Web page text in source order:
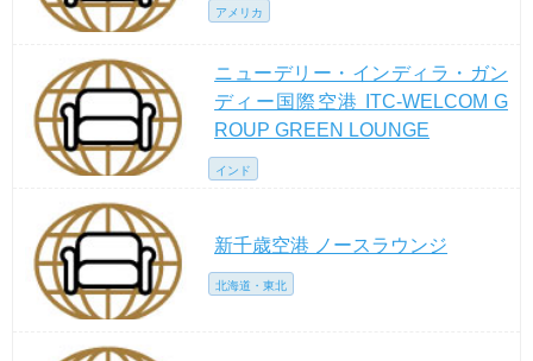
アメリカ
ニューデリー・インディラ・ガン
ディー国際空港 ITC-WELCOM G
ROUP GREEN LOUNGE
インド
新千歳空港 ノースラウンジ
北海道・東北